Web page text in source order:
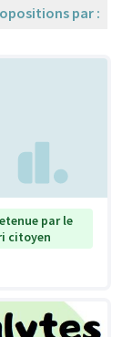
par :
par le
citoyen